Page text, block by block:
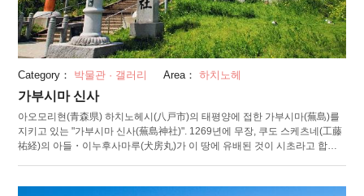
Category： 박물관 · 갤러리 Area： 하치노헤
가부시마 신사
아오모리현(青森県) 하치노헤시(八戸市)의 태평양에 접한 가부시마(蕪島)를
지키고 있는 "가부시마 신사(蕪島神社)". 1269년에 무장, 쿠도 스케츠네(工藤
祐経)의 아들・이누후사마루(犬房丸)가 이 땅에 유배된 것이 시초라고 합니
산리쿠 부흥 국립공원의 일부로 지정되어 풍부한 생태계가 특징입니다. 특히